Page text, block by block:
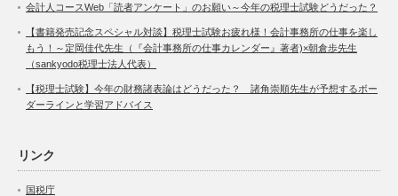
会計人コースWeb「読者アンケート」のお願い～今年の税理士試験どうだった？
【書籍発売記念スペシャル対談】税理士試験お疲れ様！会計事務所の仕事を楽し
もう！～定岡佳代先生（『会計事務所の仕事カレンダー』著者)×朝倉歩先生
（sankyodo税理士法人代表）
【税理士試験】今年の財務諸表論はどうだった？ 諸角崇順先生が予想するボー
ダーラインと学習アドバイス
リンク
国税庁